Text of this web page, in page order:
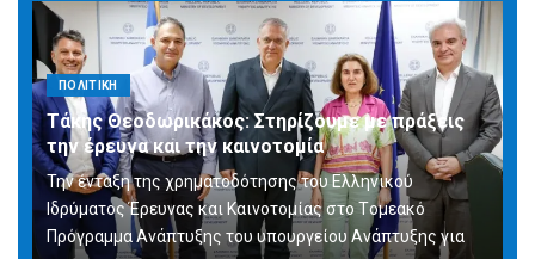
ΠΟΛΙΤΙΚΗ
Τάκης Θεοδωρικάκος: Στηρίζουμε με πράξεις
την έρευνα και την καινοτομία
Την ένταξη της χρηματοδότησης του Ελληνικού
Ιδρύματος Έρευνας και Καινοτομίας στο Tομεακό
Πρόγραμμα Ανάπτυξης του υπουργείου Ανάπτυξης για